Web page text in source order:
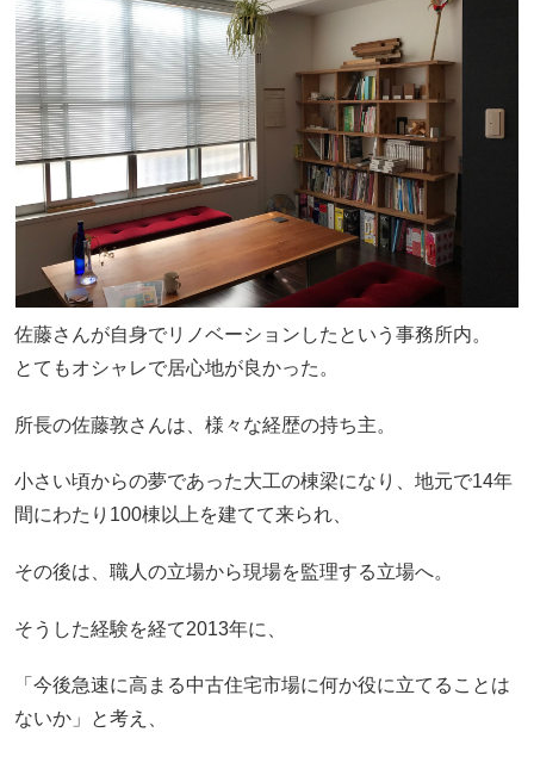
佐藤さんが自身でリノベーションしたという事務所内。
とてもオシャレで居心地が良かった。
所長の佐藤敦さんは、様々な経歴の持ち主。
小さい頃からの夢であった大工の棟梁になり、地元で14年
間にわたり100棟以上を建てて来られ、
その後は、職人の立場から現場を監理する立場へ。
そうした経験を経て2013年に、
「今後急速に高まる中古住宅市場に何か役に立てることは
ないか」と考え、